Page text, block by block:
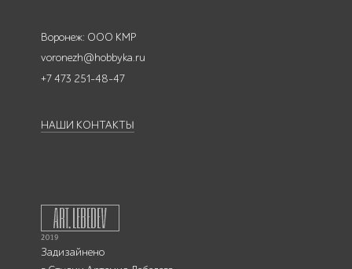
Воронеж: ООО КМР
voronezh@hobbyka.ru
+7 473 251-48-47
НАШИ КОНТАКТЫ
Задизайнено